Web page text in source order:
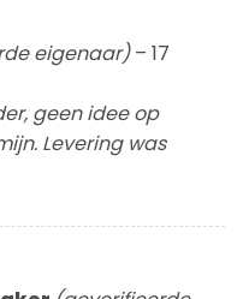
eigenaar) – 17
geen idee op
Levering was